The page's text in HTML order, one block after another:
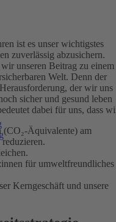
ist es unser wichtigstes
zuverlässig abzusichern.
unseren Beitrag zu einem
Welt. Denn der
der wir uns
sicher und gesund leben
dabei für uns, dass
(CO₂-Äquivalente) am
für umweltfreundliches
Kerngeschäft und unsere